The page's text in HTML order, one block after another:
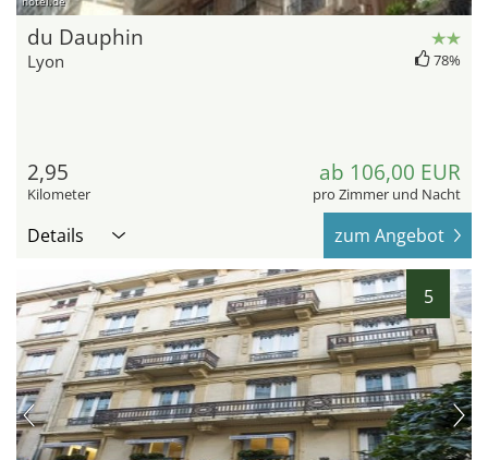
du Dauphin
Lyon 78%
2,95
Kilometer
ab 106,00 EUR
pro Zimmer und Nacht
Details zum Angebot
5